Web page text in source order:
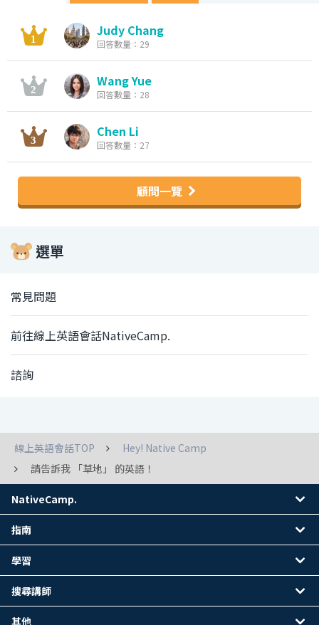
Judy Chang
回答數量：29
Wang Yue
回答數量：28
Chen Li
回答數量：27
顧問一覽
選單
常見問題
前往線上英語會話NativeCamp.
諮詢
線上英語會話TOP
Hey! Native Camp
請告訴我 「草地」 的英語！
NativeCamp.
指南
學習
搜尋講師
其他